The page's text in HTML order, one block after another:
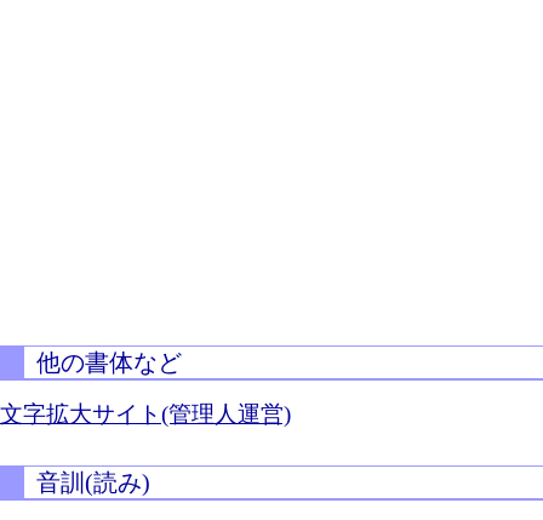
他の書体など
文字拡大サイト(管理人運営)
音訓(読み)